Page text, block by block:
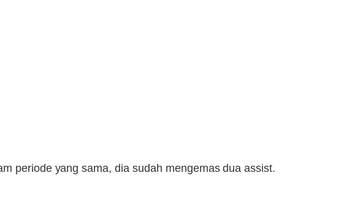
periode yang sama, dia sudah mengemas dua assist.